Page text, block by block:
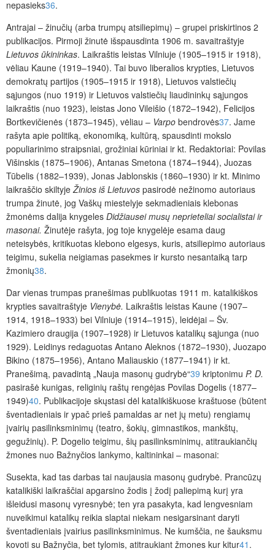
nepasieks36.
Antrajai – žinučių (arba trumpų atsiliepimų) – grupei priskirtinos 2
publikacijos. Pirmoji žinutė išspausdinta 1906 m. savaitraštyje
Lietuvos ūkininkas. Laikraštis leistas Vilniuje (1905–1915 ir 1918),
vėliau Kaune (1919–1940). Tai buvo liberalios krypties, Lietuvos
demokratų partijos (1905–1915 ir 1918), Lietuvos valstiečių
sąjungos (nuo 1919) ir Lietuvos valstiečių liaudininkų sąjungos
laikraštis (nuo 1923), leistas Jono Vileišio (1872–1942), Felicijos
Bortkevičienės (1873–1945), vėliau – Varpo bendrovės37. Jame
rašyta apie politiką, ekonomiką, kultūrą, spausdinti mokslo
populiarinimo straipsniai, grožiniai kūriniai ir kt. Redaktoriai: Povilas
Višinskis (1875–1906), Antanas Smetona (1874–1944), Juozas
Tūbelis (1882–1939), Jonas Jablonskis (1860–1930) ir kt. Minimo
laikraščio skiltyje Žinios iš Lietuvos pasirodė nežinomo autoriaus
trumpa žinutė, jog Vaškų miestelyje sekmadieniais klebonas
žmonėms dalija knygeles Didžiausei musų neprieteliai socialistai ir
masonai. Žinutėje rašyta, jog toje knygelėje esama daug
neteisybės, kritikuotas klebono elgesys, kuris, atsiliepimo autoriaus
teigimu, sukelia neigiamas pasekmes ir kursto nesantaiką tarp
žmonių38.
Dar vienas trumpas pranešimas publikuotas 1911 m. katalikiškos
krypties savaitraštyje Vienybė. Laikraštis leistas Kaune (1907–
1914, 1918–1933) bei Vilniuje (1914–1915), leidėjai – Šv.
Kazimiero draugija (1907–1928) ir Lietuvos katalikų sąjunga (nuo
1929). Leidinys redaguotas Antano Aleknos (1872–1930), Juozapo
Bikino (1875–1956), Antano Maliauskio (1877–1941) ir kt.
Pranešimą, pavadintą „Nauja masonų gudrybė“39 kriptonimu P. D.
pasirašė kunigas, religinių raštų rengėjas Povilas Dogelis (1877–
1949)40. Publikacijoje skųstasi dėl katalikiškuose kraštuose (būtent
šventadieniais ir ypač prieš pamaldas ar net jų metu) rengiamų
įvairių pasilinksminimų (teatro, šokių, gimnastikos, mankštų,
gegužinių). P. Dogelio teigimu, šių pasilinksminimų, atitraukiančių
žmones nuo Bažnyčios lankymo, kaltininkai – masonai:
Susekta, kad tas darbas tai naujausia masonų gudrybė. Prancūzų
katalikiški laikraščiai apgarsino žodis į žodį paliepimą kurį yra
išleidusi masonų vyresnybė; ten yra pasakyta, kad lengvesniam
nuveikimui katalikų reikia slaptai niekam nesigarsinant daryti
šventadieniais įvairius pasilinksminimus. Ne kumščia, ne šauksmu
kovoti su Bažnyčia, bet tylomis, atitraukiant žmones kur kitur41 .